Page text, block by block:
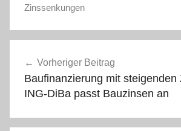
Zinssenkungen
Vorheriger Beitrag
Baufinanzierung mit steigenden
ING-DiBa passt Bauzinsen an